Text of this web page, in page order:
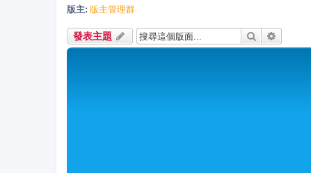
版主: 版主管理群
發表主題 搜尋